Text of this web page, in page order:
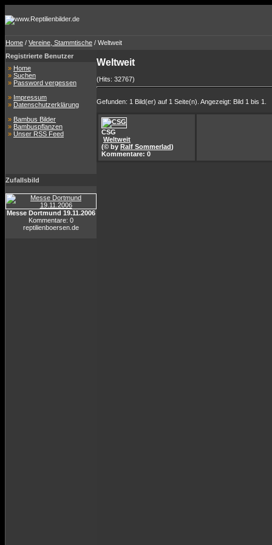
Home / Vereine, Stammtische / Weltweit
Registrierte Benutzer
» Home
» Suchen
» Password vergessen
» Impressum
» Datenschutzerklärung
» Bambus Bilder
» Bambuspflanzen
» Unser RSS Feed
Zufallsbild
Messe Dortmund 19.11.2006
Kommentare: 0
reptilienboersen.de
Weltweit
(Hits: 32767)
Gefunden: 1 Bild(er) auf 1 Seite(n). Angezeigt: Bild 1 bis 1.
CSG
Weltweit
(© by Ralf Sommerlad)
Kommentare: 0